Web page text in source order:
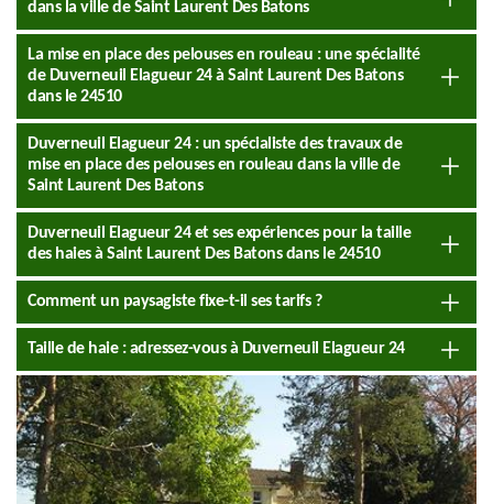
dans la ville de Saint Laurent Des Batons
La mise en place des pelouses en rouleau : une spécialité
de Duverneuil Elagueur 24 à Saint Laurent Des Batons
dans le 24510
Duverneuil Elagueur 24 : un spécialiste des travaux de
mise en place des pelouses en rouleau dans la ville de
Saint Laurent Des Batons
Duverneuil Elagueur 24 et ses expériences pour la taille
des haies à Saint Laurent Des Batons dans le 24510
Comment un paysagiste fixe-t-il ses tarifs ?
Taille de haie : adressez-vous à Duverneuil Elagueur 24